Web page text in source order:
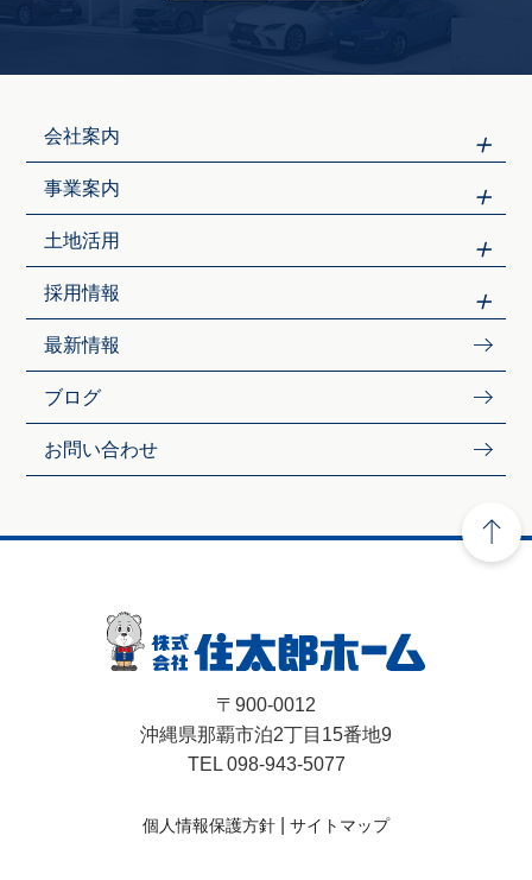
会社案内
事業案内
土地活用
採用情報
最新情報
ブログ
お問い合わせ
〒900-0012
沖縄県那覇市泊2丁目15番地9
TEL 098-943-5077
個人情報保護方針 サイトマップ